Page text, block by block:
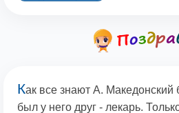
Как все знают А.
был у него друг - лекарь.